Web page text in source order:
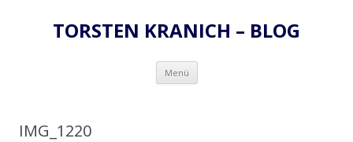
TORSTEN KRANICH – BLOG
Menü Zum
springen
IMG_1220